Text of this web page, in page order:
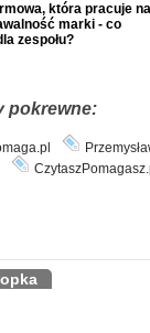
która pracuje na
marki - co
zespołu?
pokrewne: